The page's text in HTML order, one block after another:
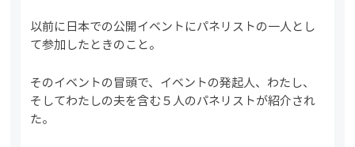
以前に日本での公開イベントにパネリストの一人とし
て参加したときのこと。
そのイベントの冒頭で、イベントの発起人、わたし、
そしてわたしの夫を含む５人のパネリストが紹介され
た。